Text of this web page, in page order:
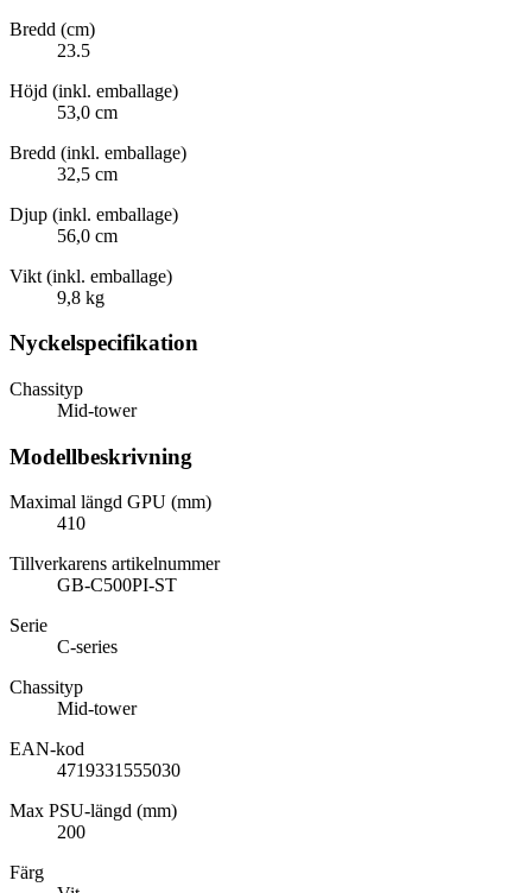
Bredd (cm)
23.5
Höjd (inkl. emballage)
53,0 cm
Bredd (inkl. emballage)
32,5 cm
Djup (inkl. emballage)
56,0 cm
Vikt (inkl. emballage)
9,8 kg
Nyckelspecifikation
Chassityp
Mid-tower
Modellbeskrivning
Maximal längd GPU (mm)
410
Tillverkarens artikelnummer
GB-C500PI-ST
Serie
C-series
Chassityp
Mid-tower
EAN-kod
4719331555030
Max PSU-längd (mm)
200
Färg